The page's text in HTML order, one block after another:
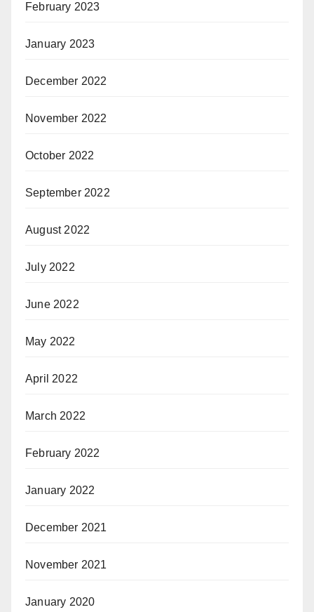
February 2023
January 2023
December 2022
November 2022
October 2022
September 2022
August 2022
July 2022
June 2022
May 2022
April 2022
March 2022
February 2022
January 2022
December 2021
November 2021
January 2020